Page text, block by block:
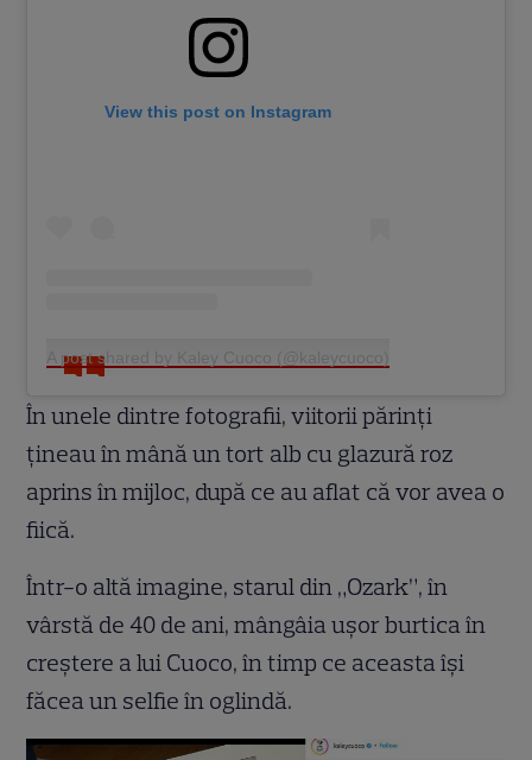
View this post on Instagram
A post shared by Kaley Cuoco (@kaleycuoco)
În unele dintre fotografii, viitorii părinți
țineau în mână un tort alb cu glazură roz
aprins în mijloc, după ce au aflat că vor avea o
fiică.
Într-o altă imagine, starul din „Ozark”, în
vârstă de 40 de ani, mângâia ușor burtica în
creștere a lui Cuoco, în timp ce aceasta își
făcea un selfie în oglindă.